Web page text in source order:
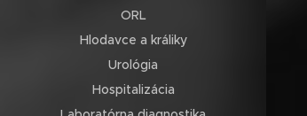
ORL
Hlodavce a králiky
Urológia
Hospitalizácia